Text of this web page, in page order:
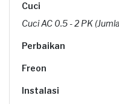
Cuci
Cuci AC 0.5 - 2 PK
Perbaikan
Freon
Instalasi